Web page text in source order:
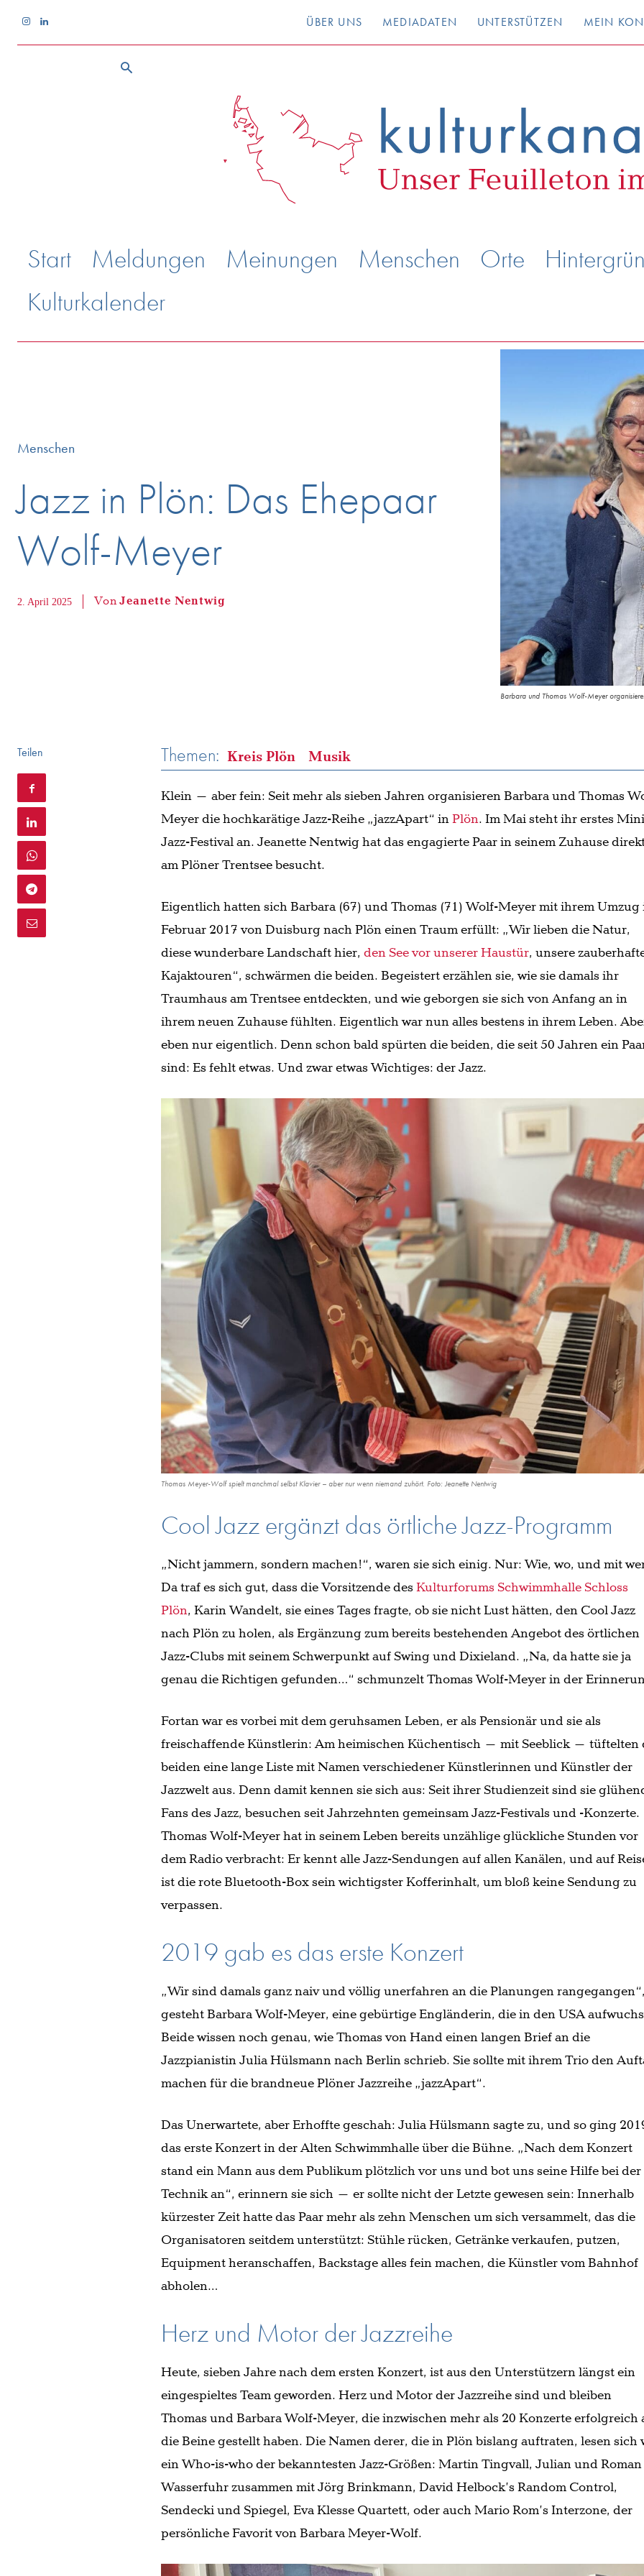
ÜBER UNS MEDIADATEN UNTERSTÜTZEN MEIN
Start Meldungen Meinungen Menschen Orte
Kulturkalender
Menschen
Jazz in Plön: Das Ehepaar
Wolf-Meyer
2. April 2025 VonJeanette Nentwig
Barbara und Thomas Wolf-Meyer
Teilen Themen: Kreis Plön Musik
Klein – aber fein: Seit mehr als sieben Jahren organisieren Barbara und Thomas
Meyer die hochkarätige Jazz-Reihe „jazzApart“ inPlön. Im Mai steht ihr erstes
Jazz-Festival an. Jeanette Nentwig hat das engagiertePaar in seinem Zuhause
am Plöner Trentsee besucht.
Eigentlich hatten sich Barbara (67) und Thomas (71) Wolf-Meyer mit ihrem Umzug
Februar 2017 von Duisburg nach Plön einen Traum erfüllt: „Wir lieben die Natur,
diese wunderbare Landschaft hier,den See vor unserer Haustür, unsere
Kajaktouren“, schwärmen die beiden. Begeistert erzählen sie, wie sie damals ihr
Traumhaus am Trentsee entdeckten, und wie geborgen sie sich von Anfang an in
ihrem neuen Zuhause fühlten. Eigentlich war nun alles bestens in ihrem Leben.
eben nur eigentlich. Denn schon bald spürten die beiden, die seit 50 Jahren ein
sind: Es fehlt etwas. Und zwar etwas Wichtiges: der Jazz.
Thomas Meyer-Wolf spielt manchmal selbst Klavier – aber nur wenn niemand zuhört. Foto: Jeanette Nentwig
Cool Jazz ergänzt das örtliche Jazz-Programm
„Nicht jammern, sondern machen!“, waren sie sich einig. Nur: Wie, wo, und mit
Da traf es sich gut, dass die Vorsitzende desKulturforums Schwimmhalle Schloss
Plön, Karin Wandelt, sie eines Tages fragte, ob sie nicht Lust hätten, den Cool Jazz
nach Plön zu holen, als Ergänzung zum bereits bestehenden Angebot des örtlichen
Jazz-Clubs mit seinem Schwerpunkt auf Swing und Dixieland. „Na, da hatte sie ja
genau die Richtigen gefunden…“ schmunzelt Thomas Wolf-Meyer in der
Fortan war es vorbei mit dem geruhsamen Leben, er als Pensionär und sie als
freischaffende Künstlerin: Am heimischen Küchentisch – mit Seeblick – tüftelten
beiden eine lange Liste mit Namen verschiedener Künstlerinnen und Künstler der
Jazzwelt aus. Denn damit kennen sie sich aus: Seit ihrer Studienzeit sind sie
Fans des Jazz, besuchen seit Jahrzehnten gemeinsam Jazz-Festivals und -Konzerte.
Thomas Wolf-Meyer hat in seinem Leben bereits unzählige glückliche Stunden vor
dem Radio verbracht: Er kennt alle Jazz-Sendungen auf allen Kanälen, und auf
ist die rote Bluetooth-Box sein wichtigster Kofferinhalt, um bloß keine Sendung zu
verpassen.
2019 gab es das erste Konzert
„Wir sind damals ganz naiv und völlig unerfahren an die Planungen
gesteht Barbara Wolf-Meyer, eine gebürtige Engländerin, die in den USA
Beide wissen noch genau, wie Thomas von Hand einen langen Brief an die
Jazzpianistin Julia Hülsmann nach Berlin schrieb. Sie sollte mit ihrem Trio den
machen für die brandneue Plöner Jazzreihe „jazzApart“.
Das Unerwartete, aber Erhoffte geschah: Julia Hülsmann sagte zu, und so ging
das erste Konzert in der Alten Schwimmhalle über die Bühne. „Nach dem Konzert
stand ein Mann aus dem Publikum plötzlich vor uns und bot uns seine Hilfe bei der
Technik an“, erinnern sie sich – er sollte nicht der Letzte gewesen sein: Innerhalb
kürzester Zeit hatte das Paar mehr als zehn Menschen um sich versammelt, das die
Organisatoren seitdem unterstützt: Stühle rücken, Getränke verkaufen, putzen,
Equipment heranschaffen, Backstage alles fein machen, die Künstler vom Bahnhof
abholen…
Herz und Motor der Jazzreihe
Heute, sieben Jahre nach dem ersten Konzert, ist aus den Unterstützern längst ein
eingespieltes Team geworden. Herz und Motor der Jazzreihe sind und bleiben
Thomas und Barbara Wolf-Meyer, die inzwischen mehr als 20 Konzerte erfolgreich
die Beine gestellt haben. Die Namen derer, die in Plön bislang auftraten, lesen sich
ein Who-is-who der bekanntesten Jazz-Größen: Martin Tingvall, Julian und Roman
Wasserfuhr zusammen mit Jörg Brinkmann, David Helbock’s Random Control,
Sendecki und Spiegel, Eva Klesse Quartett, oder auch Mario Rom’s Interzone, der
persönliche Favorit von Barbara Meyer-Wolf.